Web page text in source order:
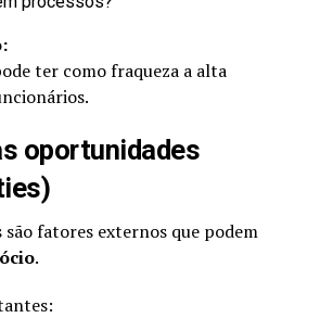
ter como fraqueza a alta
oportunidades
fatores externos que podem
.